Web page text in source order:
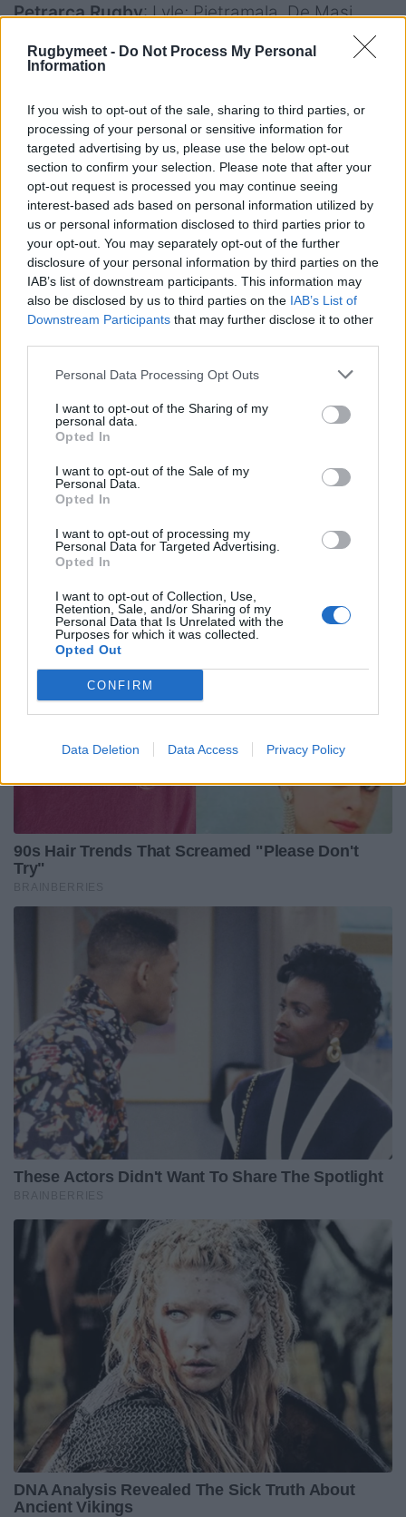
Rugbymeet - Do Not Process My Personal
Information
If you wish to opt-out of the sale, sharing to third parties, or
processing of your personal or sensitive information for
targeted advertising by us, please use the below opt-out
section to confirm your selection. Please note that after your
opt-out request is processed you may continue seeing
interest-based ads based on personal information utilized by
us or personal information disclosed to third parties prior to
your opt-out. You may separately opt-out of the further
disclosure of your personal information by third parties on the
IAB’s list of downstream participants. This information may
also be disclosed by us to third parties on the IAB’s List of
Downstream Participants that may further disclose it to other
Personal Data Processing Opt Outs
I want to opt-out of the Sharing of my
personal data.
Opted In
I want to opt-out of the Sale of my
Personal Data.
Opted In
I want to opt-out of processing my
Personal Data for Targeted Advertising.
Opted In
I want to opt-out of Collection, Use,
Retention, Sale, and/or Sharing of my
Personal Data that Is Unrelated with the
Purposes for which it was collected.
Opted Out
CONFIRM
Data Deletion Data Access Privacy Policy
Petrarca Rugby: Lyle; Pietramala, De Masi,
Broggin, De Sanctis; Donato, Citton; Trotta,
Romanini, Botturi; Ghigo, Galetto; Alongi,
Barbatti, Marchetti, Nowlan, Chillon, Richman,
Destro.
all. Jimenez
arb. Rosella (Roma)